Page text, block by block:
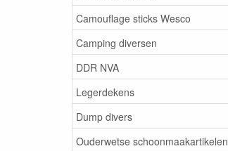
Camouflage sticks Wesco
Camping diversen
DDR NVA
Legerdekens
Dump divers
Ouderwetse schoonmaakartikelen